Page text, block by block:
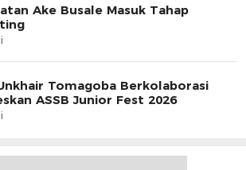
Ake Busale Masuk Tahap
Tomagoba Berkolaborasi
ASSB Junior Fest 2026